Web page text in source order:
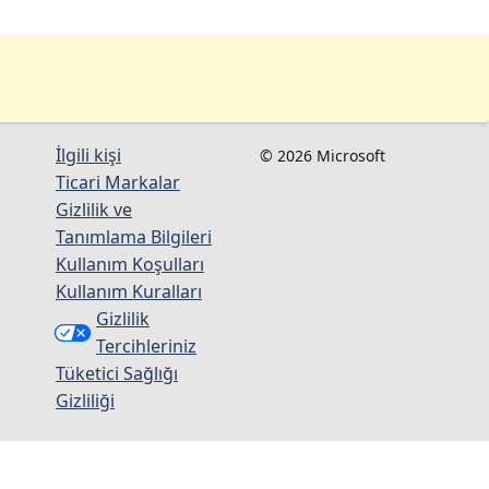
İlgili kişi
Ticari Markalar
Gizlilik ve
Tanımlama Bilgileri
Kullanım Koşulları
Kullanım Kuralları
Gizlilik
Tercihleriniz
Tüketici Sağlığı
Gizliliği
© 2026 Microsoft